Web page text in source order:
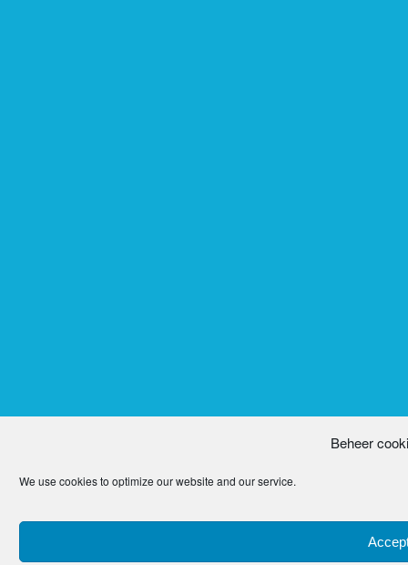
Beheer
We use cookies to optimize our website and our service.